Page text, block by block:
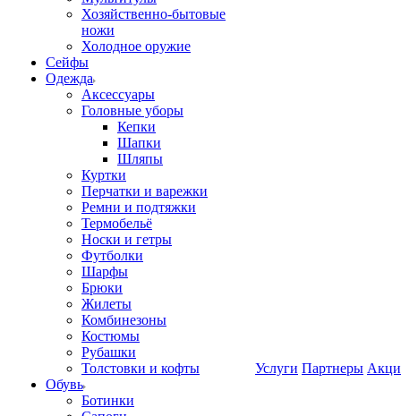
Хозяйственно-бытовые
ножи
Холодное оружие
Сейфы
Одежда
Аксессуары
Головные уборы
Кепки
Шапки
Шляпы
Куртки
Перчатки и варежки
Ремни и подтяжки
Термобельё
Носки и гетры
Футболки
Шарфы
Брюки
Жилеты
Комбинезоны
Костюмы
Рубашки
Толстовки и кофты
Обувь
Ботинки
Услуги Партнеры